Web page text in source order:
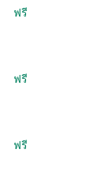
ฟรี
ฟรี
ฟรี